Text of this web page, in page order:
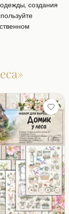
создания
»